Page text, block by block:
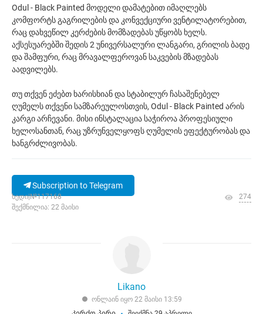
Odul - Black Painted მოდელი დამატებით იმაღლებს
კომფორტს გაგრილების და კონვექციური ვენტილატორებით,
რაც დახვეწილ კერძების მომზადებას უწყობს ხელს.
აქსესუარებში შედის 2 უნივერსალური ლანგარი, გრილის ბადე
და შამფური, რაც მრავალფეროვან საკვების მზადებას
აადვილებს.
თუ თქვენ ეძებთ ხარისხიან და სტაბილურ ჩასაშენებელ
ღუმელს თქვენი სამზარეულოსთვის, Odul - Black Painted არის
კარგი არჩევანი. მისი ინსტალაცია საჭიროა პროფესიული
ხელოსანთან, რაც უზრუნველყოფს ღუმელის ეფექტურობას და
ხანგრძლივობას.
Subscription to Telegram
ხედი|№117168
შექმნილია: 22 მაისი
274
Likano
ონლაინ იყო 22 მაისი 13:59